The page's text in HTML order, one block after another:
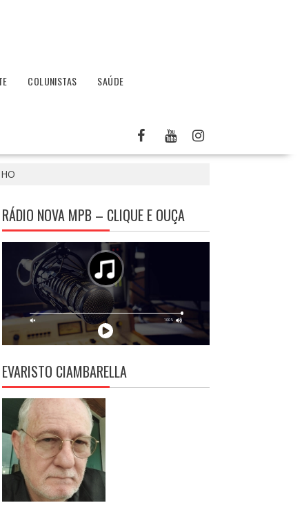
COLUNISTAS
SAÚDE
RÁDIO NOVA MPB – CLIQUE E OUÇA
EVARISTO CIAMBARELLA